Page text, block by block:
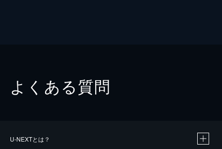
よくある質問
U-NEXTとは？